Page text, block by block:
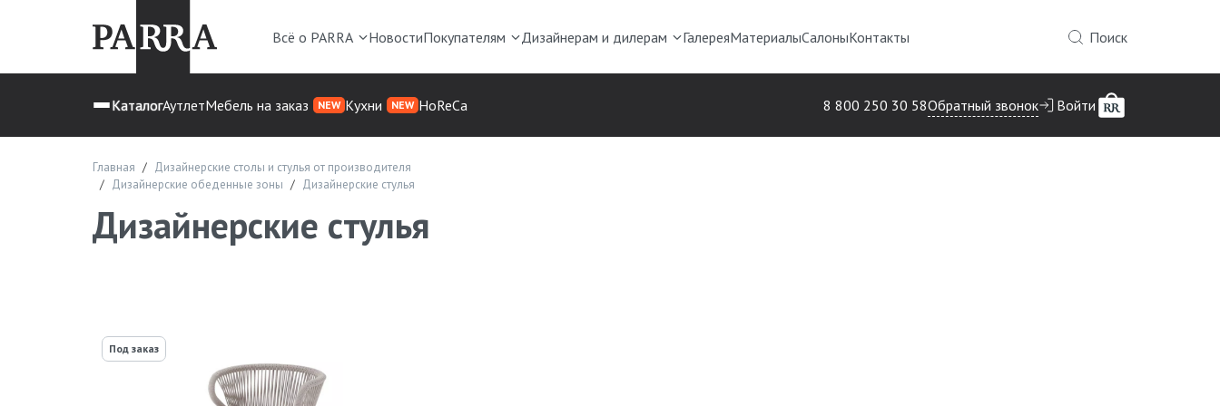
Всё о PARRA НовостиПокупателям Дизайнерам и дилерам ГалереяМатериалыСалоныКонтакты Поиск
КаталогАутлетМебель на заказ NEW Кухни NEW HoReCa 8 800 250 30 58Обратный звонок Войти
Главная
Дизайнерские столы и стулья от производителя
Дизайнерские обеденные зоны
Дизайнерские стулья
Дизайнерские стулья
Под заказ